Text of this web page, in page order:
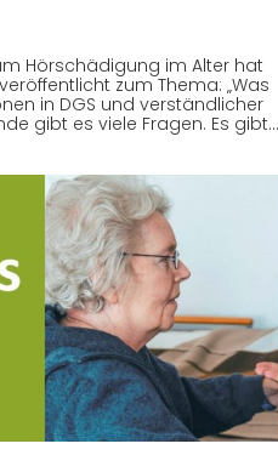
Hörschädigung im Alter hat
zum Thema: „Was
in DGS und verständlicher
gibt es viele Fragen. Es gibt…